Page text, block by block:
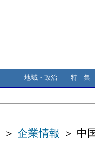
地域・政治 特 集
＞ 企業情報 ＞ 中